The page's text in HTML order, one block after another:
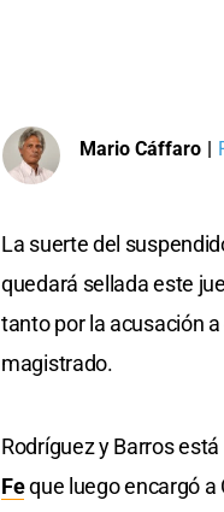
Mario Cáffaro |
La suerte del
quedará sellada este
tanto por la acusación
magistrado.
Rodríguez y Barros
Feque luego encargó a